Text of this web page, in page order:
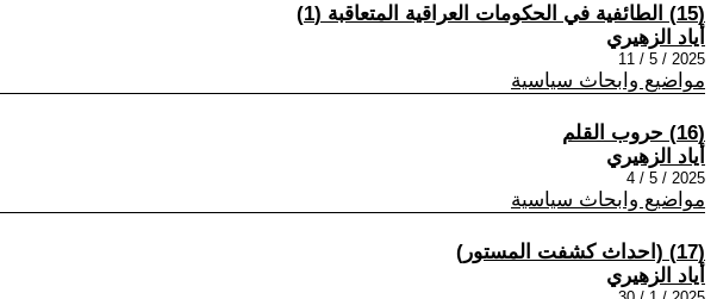
(15) الطائفية في الحكومات العراقية المتعاقبة (1)
أياد الزهيري
2025 / 5 / 11
مواضيع وابحاث سياسية
(16) حروب القلم
أياد الزهيري
2025 / 5 / 4
مواضيع وابحاث سياسية
(17) (احداث كشفت المستور)
أياد الزهيري